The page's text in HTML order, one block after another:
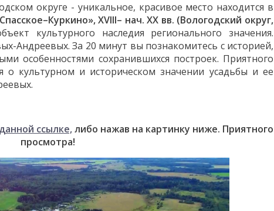
округе - уникальное, красивое место находится в
XVIII– нач. XX вв. (Вологодский округ,
культурного наследия регионального значения.
Андреевых. За 20 минут вы познакомитесь с историей,
особенностями сохранившихся построек. Приятного
о культурном и историческом значении усадьбы и ее
ссылке,либо нажав на картинку ниже. Приятного
просмотра!